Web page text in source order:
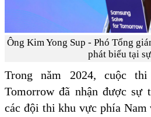
Ông Kim Yong Sup - Phó Tổng
phát biểu tại
Trong năm 2024, cuộc
Tomorrow đã nhận được sự
các đội thi khu vực phía